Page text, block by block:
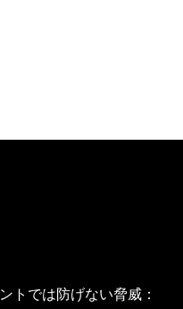
トでは防げない脅威：